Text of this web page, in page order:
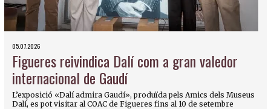
05.07.2026
Figueres reivindica Dalí com a gran valedor
internacional de Gaudí
L’exposició «Dalí admira Gaudí», produïda pels Amics dels Museus
Dalí, es pot visitar al COAC de Figueres fins al 10 de setembre